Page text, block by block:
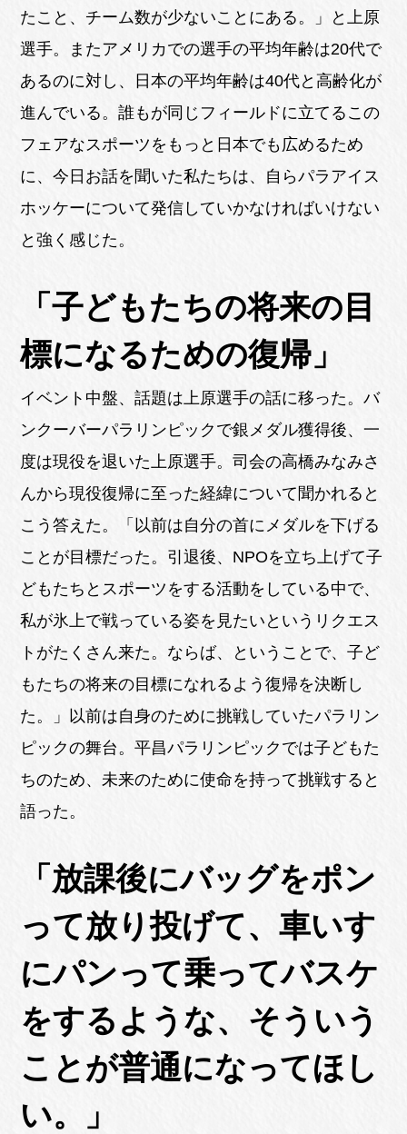
たこと、チーム数が少ないことにある。」と上原
選手。またアメリカでの選手の平均年齢は20代で
あるのに対し、日本の平均年齢は40代と高齢化が
進んでいる。誰もが同じフィールドに立てるこの
フェアなスポーツをもっと日本でも広めるため
に、今日お話を聞いた私たちは、自らパラアイス
ホッケーについて発信していかなければいけない
と強く感じた。
「子どもたちの将来の目
標になるための復帰」
イベント中盤、話題は上原選手の話に移った。バ
ンクーバーパラリンピックで銀メダル獲得後、一
度は現役を退いた上原選手。司会の高橋みなみさ
んから現役復帰に至った経緯について聞かれると
こう答えた。「以前は自分の首にメダルを下げる
ことが目標だった。引退後、NPOを立ち上げて子
どもたちとスポーツをする活動をしている中で、
私が氷上で戦っている姿を見たいというリクエス
トがたくさん来た。ならば、ということで、子ど
もたちの将来の目標になれるよう復帰を決断し
た。」以前は自身のために挑戦していたパラリン
ピックの舞台。平昌パラリンピックでは子どもた
ちのため、未来のために使命を持って挑戦すると
語った。
「放課後にバッグをポン
って放り投げて、車いす
にパンって乗ってバスケ
をするような、そういう
ことが普通になってほし
い。」